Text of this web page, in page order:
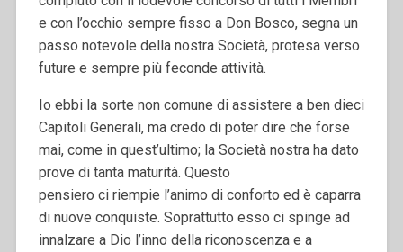
e con l’occhio sempre fisso a Don Bosco, segna un
passo notevole della nostra Società, protesa verso
future e sempre più feconde attività.
Io ebbi la sorte non comune di assistere a ben dieci
Capitoli Generali, ma credo di poter dire che forse
mai, come in quest’ultimo; la Società nostra ha dato
prove di tanta maturità. Questo
pensiero ci riempie l’animo di conforto ed è caparra
di nuove conquiste. Soprattutto esso ci spinge ad
innalzare a Dio l’inno della riconoscenza e a